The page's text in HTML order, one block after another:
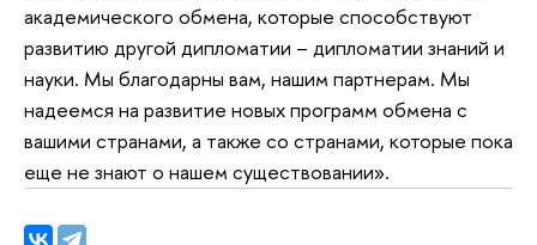
академического обмена, которые способствуют
развитию другой дипломатии – дипломатии знаний и
науки. Мы благодарны вам, нашим партнерам. Мы
надеемся на развитие новых программ обмена с
вашими странами, а также со странами, которые пока
еще не знают о нашем существовании».